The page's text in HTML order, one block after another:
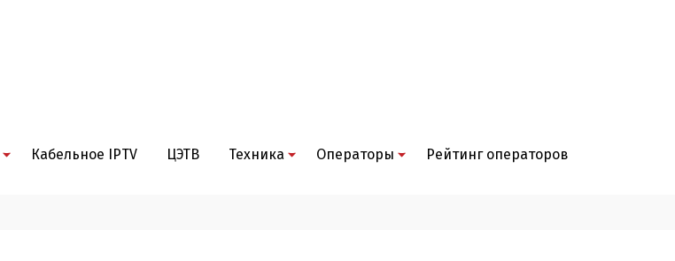
Кабельное IPTV ЦЭТВ Техника Операторы Рейтинг операторов